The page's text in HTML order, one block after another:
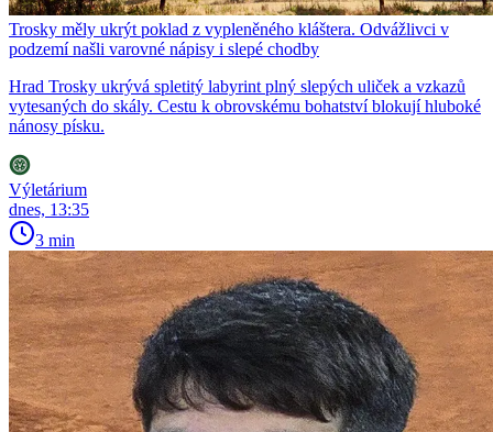
Trosky měly ukrýt poklad z vypleněného kláštera. Odvážlivci v
podzemí našli varovné nápisy i slepé chodby
Hrad Trosky ukrývá spletitý labyrint plný slepých uliček a vzkazů
vytesaných do skály. Cestu k obrovskému bohatství blokují hluboké
nánosy písku.
Výletárium
dnes, 13:35
3 min